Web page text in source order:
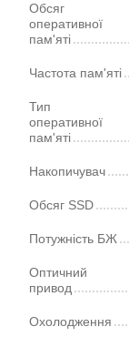
Обсяг
оперативної
пам'яті
Частота пам'яті
Тип
оперативної
пам'яті
Накопичувач
Обсяг SSD
Потужність БЖ
Оптичний
привод
Охолодження